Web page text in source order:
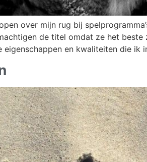
over mijn rug bij
de titel omdat ze het
eigenschappen en kwaliteiten die